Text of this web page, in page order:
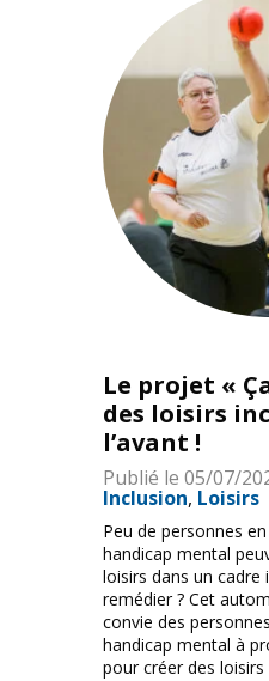
Le projet «
des loisirs
l’avant !
Publié le 05/07/
Inclusion Loisirs
Peu de personnes
handicap mental
loisirs dans un cadre
remédier ? Cet
convie des
handicap mental à
pour créer des